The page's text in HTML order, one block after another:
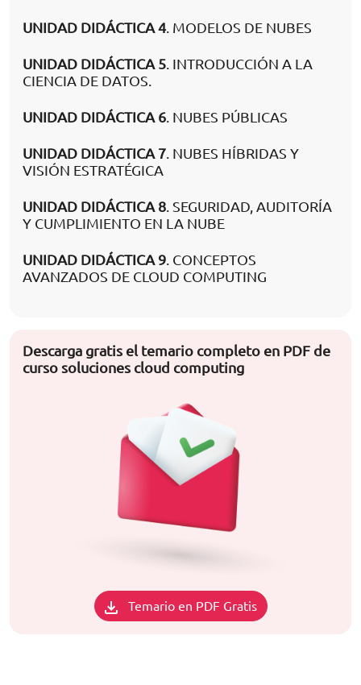
UNIDAD DIDÁCTICA 4. MODELOS DE NUBES
UNIDAD DIDÁCTICA 5 . INTRODUCCIÓN A LA
CIENCIA DE DATOS.
UNIDAD DIDÁCTICA 6 . NUBES PÚBLICAS
UNIDAD DIDÁCTICA 7 . NUBES HÍBRIDAS Y
VISIÓN ESTRATÉGICA
UNIDAD DIDÁCTICA 8 . SEGURIDAD, AUDITORÍA
Y CUMPLIMIENTO EN LA NUBE
UNIDAD DIDÁCTICA 9 . CONCEPTOS
AVANZADOS DE CLOUD COMPUTING
Descarga gratis el temario completo en PDF de
curso soluciones cloud computing
Temario en PDF Gratis